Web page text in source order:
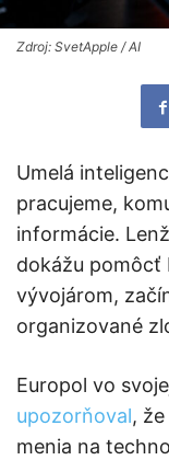
Zdroj: SvetApple / AI
Umelá
pracujeme,
informácie.
dokážu pomôcť
vývojárom,
organizované
Europol vo
upozorňoval,
menia na